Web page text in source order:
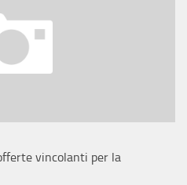
vincolanti per la